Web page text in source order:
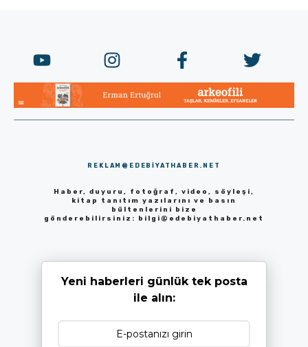
REKLAM@EDEBIYATHABER.NET
Haber, duyuru, fotoğraf, video, söyleşi,
kitap tanıtım yazılarını ve basın
bültenlerini bize
gönderebilirsiniz: bilgi@edebiyathaber.net
Yeni haberleri günlük tek posta
ile alın: